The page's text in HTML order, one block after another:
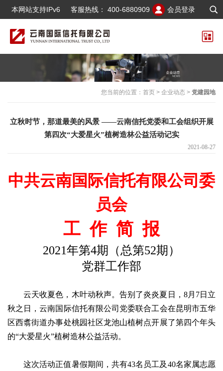
会员登录
客服热线： 400-6880909
本网站支持IPv6
您当前的位置： 首页 > 企业动态 > 党建园地
立秋时节，那道最美的风景 ——云南信托党委和工会组织开展
第四次“大爱星火”植树造林公益活动记实
2021-08-27
中共云南国际信托有限公司委
员会
工 作 简 报
2021年第4期（总第52期）
党群工作部
云天收夏色，木叶动秋声。告别了炎炎夏日，8月7日立
秋之日，云南国际信托有限公司党委联合工会在昆明市五华
区西翥街道办事处桃园社区龙池山植树点开展了第四个年头
的“大爱星火”植树造林公益活动。
这次活动正值暑假期间，共有43名员工及40名家属志愿